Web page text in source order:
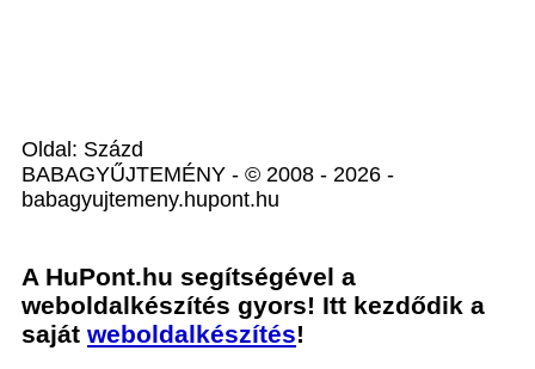
Oldal: Százd
BABAGYŰJTEMÉNY - © 2008 - 2026 -
babagyujtemeny.hupont.hu
A HuPont.hu segítségével a
weboldalkészítés gyors! Itt kezdődik a
saját weboldalkészítés!